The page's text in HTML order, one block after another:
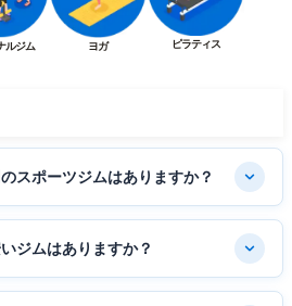
ルジム ヨガ ピラティス
スポーツジムはありますか？
ジムはありますか？